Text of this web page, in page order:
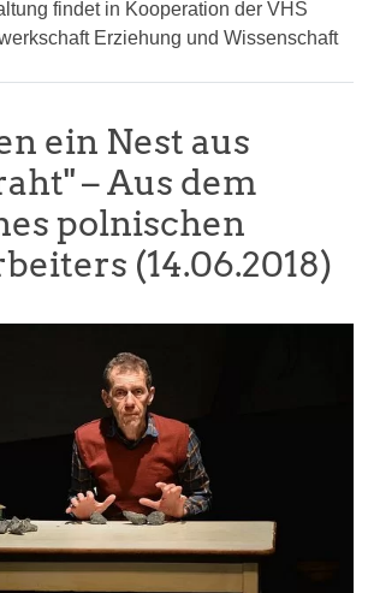
findet in Kooperation der VHS
Erziehung und Wissenschaft
ein Nest aus
– Aus dem
polnischen
(14.06.2018)